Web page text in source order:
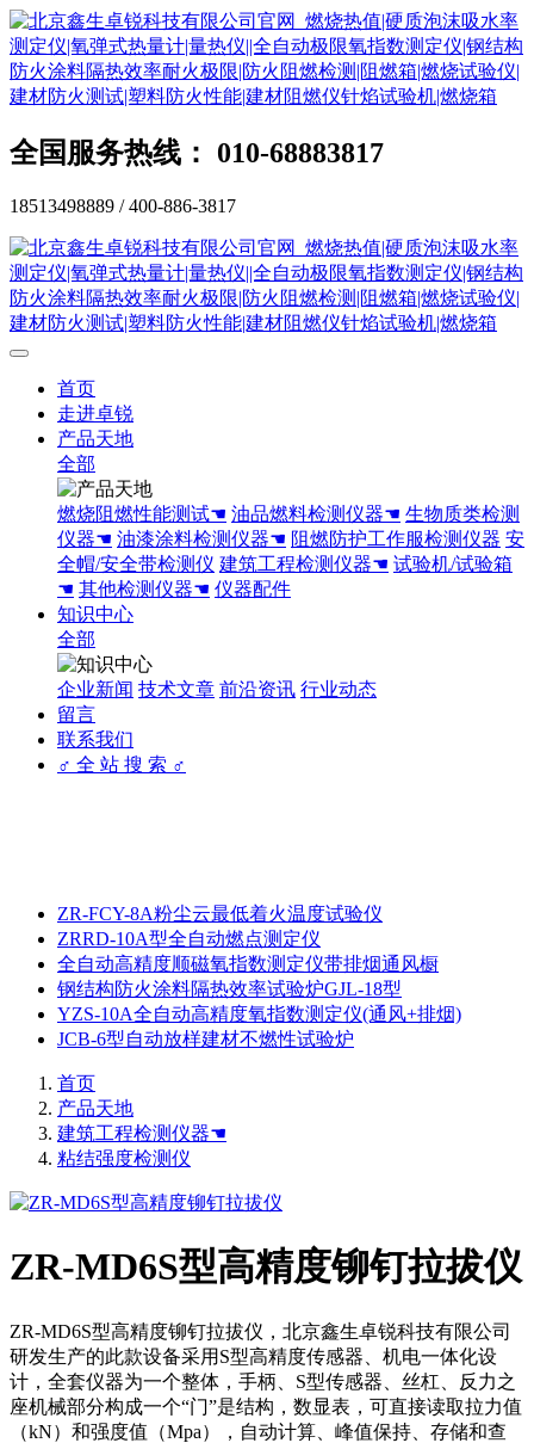
全国服务热线： 010-68883817
18513498889 / 400-886-3817
首页
走进卓锐
产品天地
全部
燃烧阻燃性能测试☚ 油品燃料检测仪器☚ 生物质类检测
仪器☚ 油漆涂料检测仪器☚ 阻燃防护工作服检测仪器 安
全帽/安全带检测仪 建筑工程检测仪器☚ 试验机/试验箱
☚ 其他检测仪器☚ 仪器配件
知识中心
全部
企业新闻 技术文章 前沿资讯 行业动态
留言
联系我们
♂ 全 站 搜 索 ♂
ZR-FCY-8A粉尘云最低着火温度试验仪
ZRRD-10A型全自动燃点测定仪
全自动高精度顺磁氧指数测定仪带排烟通风橱
钢结构防火涂料隔热效率试验炉GJL-18型
YZS-10A全自动高精度氧指数测定仪(通风+排烟)
JCB-6型自动放样建材不燃性试验炉
首页
产品天地
建筑工程检测仪器☚
粘结强度检测仪
ZR-MD6S型高精度铆钉拉拔仪
ZR-MD6S型高精度铆钉拉拔仪，北京鑫生卓锐科技有限公司
研发生产的此款设备采用S型高精度传感器、机电一体化设
计，全套仪器为一个整体，手柄、S型传感器、丝杠、反力之
座机械部分构成一个“门”是结构，数显表，可直接读取拉力值
（kN）和强度值（Mpa），自动计算、峰值保持、存储和查